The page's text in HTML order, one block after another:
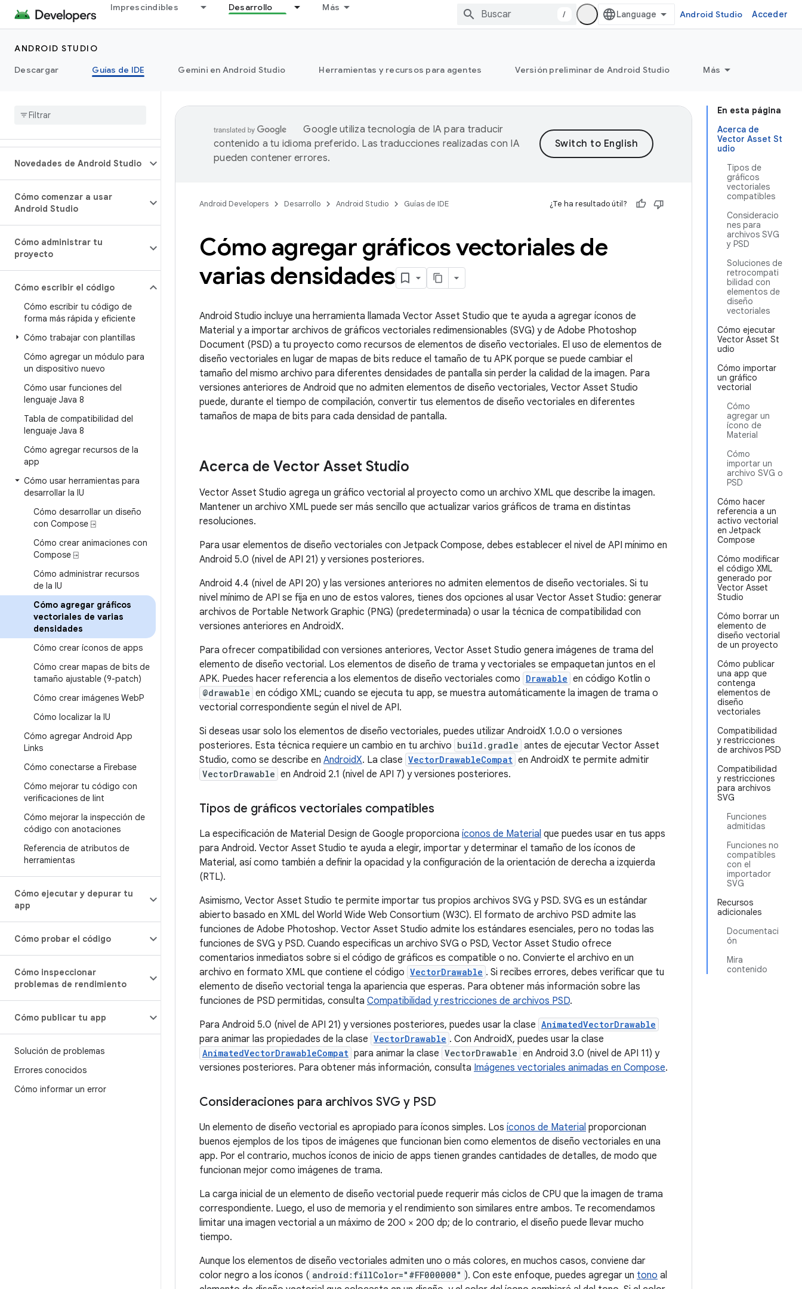
Imprescindibles Desarrollo Más
/ Android Studio Acceder
ANDROID STUDIO
Descargar
Guías de IDE Gemini en Android Studio Herramientas y recursos para agentes Versión preliminar de Android Studio Más
Novedades de Android Studio
Cómo comenzar a usar
Android Studio
Cómo administrar tu
proyecto
Cómo escribir el código
Cómo escribir tu código de
forma más rápida y eficiente
Cómo trabajar con plantillas
Cómo agregar un módulo para
un dispositivo nuevo
Cómo usar funciones del
lenguaje Java 8
Tabla de compatibilidad del
lenguaje Java 8
Cómo agregar recursos de la
app
Cómo usar herramientas para
desarrollar la IU
Cómo desarrollar un diseño
con Compose ⍈
Cómo crear animaciones con
Compose ⍈
Cómo administrar recursos
de la IU
Cómo agregar gráficos
vectoriales de varias
densidades
Cómo crear íconos de apps
Cómo crear mapas de bits de
tamaño ajustable (9-patch)
Cómo crear imágenes WebP
Cómo localizar la IU
Cómo agregar Android App
Links
Cómo conectarse a Firebase
Cómo mejorar tu código con
verificaciones de lint
Cómo mejorar la inspección de
código con anotaciones
Referencia de atributos de
herramientas
Cómo ejecutar y depurar tu
app
Cómo probar el código
Cómo inspeccionar
problemas de rendimiento
Cómo publicar tu app
Solución de problemas
Errores conocidos
Cómo informar un error
En esta página
Acerca de
Vector Asset St
udio
Tipos de
gráficos
vectoriales
compatibles
Consideracio
nes para
archivos SVG
y PSD
Soluciones de
retrocompati
bilidad con
elementos de
diseño
vectoriales
Cómo ejecutar
Vector Asset St
udio
Cómo importar
un gráfico
vectorial
Cómo
agregar un
ícono de
Material
Cómo
importar un
archivo SVG o
PSD
Cómo hacer
referencia a un
activo vectorial
en Jetpack
Compose
Cómo modificar
el código XML
generado por
Vector Asset
Studio
Cómo borrar un
elemento de
diseño vectorial
de un proyecto
Cómo publicar
una app que
contenga
elementos de
diseño
vectoriales
Compatibilidad
y restricciones
de archivos PSD
Compatibilidad
y restricciones
para archivos
SVG
Funciones
admitidas
Funciones no
compatibles
con el
importador
SVG
Recursos
adicionales
Documentaci
ón
Mira
contenido
Google utiliza tecnología de IA para traducir
contenido a tu idioma preferido. Las traducciones realizadas con IA
pueden contener errores.
Android Developers Desarrollo Android Studio Guías de IDE ¿Te ha resultado útil?
Cómo agregar gráficos vectoriales de
varias densidades
Android Studio incluye una herramienta llamada Vector Asset Studio que te ayuda a agregar íconos de
Material y a importar archivos de gráficos vectoriales redimensionables (SVG) y de Adobe Photoshop
Document (PSD) a tu proyecto como recursos de elementos de diseño vectoriales. El uso de elementos de
diseño vectoriales en lugar de mapas de bits reduce el tamaño de tu APK porque se puede cambiar el
tamaño del mismo archivo para diferentes densidades de pantalla sin perder la calidad de la imagen. Para
versiones anteriores de Android que no admiten elementos de diseño vectoriales, Vector Asset Studio
puede, durante el tiempo de compilación, convertir tus elementos de diseño vectoriales en diferentes
tamaños de mapa de bits para cada densidad de pantalla.
Acerca de Vector Asset Studio
Vector Asset Studio agrega un gráfico vectorial al proyecto como un archivo XML que describe la imagen.
Mantener un archivo XML puede ser más sencillo que actualizar varios gráficos de trama en distintas
resoluciones.
Para usar elementos de diseño vectoriales con Jetpack Compose, debes establecer el nivel de API mínimo en
Android 5.0 (nivel de API 21) y versiones posteriores.
Android 4.4 (nivel de API 20) y las versiones anteriores no admiten elementos de diseño vectoriales. Si tu
nivel mínimo de API se fija en uno de estos valores, tienes dos opciones al usar Vector Asset Studio: generar
archivos de Portable Network Graphic (PNG) (predeterminada) o usar la técnica de compatibilidad con
versiones anteriores en AndroidX.
Para ofrecer compatibilidad con versiones anteriores, Vector Asset Studio genera imágenes de trama del
elemento de diseño vectorial. Los elementos de diseño de trama y vectoriales se empaquetan juntos en el
APK. Puedes hacer referencia a los elementos de diseño vectoriales como Drawable en código Kotlin o
@drawable en código XML; cuando se ejecuta tu app, se muestra automáticamente la imagen de trama o
vectorial correspondiente según el nivel de API.
Si deseas usar solo los elementos de diseño vectoriales, puedes utilizar AndroidX 1.0.0 o versiones
posteriores. Esta técnica requiere un cambio en tu archivo build.gradle antes de ejecutar Vector Asset
Studio, como se describe en AndroidX. La clase VectorDrawableCompat en AndroidX te permite admitir
VectorDrawable en Android 2.1 (nivel de API 7) y versiones posteriores.
Tipos de gráficos vectoriales compatibles
La especificación de Material Design de Google proporciona íconos de Material que puedes usar en tus apps
para Android. Vector Asset Studio te ayuda a elegir, importar y determinar el tamaño de los íconos de
Material, así como también a definir la opacidad y la configuración de la orientación de derecha a izquierda
(RTL).
Asimismo, Vector Asset Studio te permite importar tus propios archivos SVG y PSD. SVG es un estándar
abierto basado en XML del World Wide Web Consortium (W3C). El formato de archivo PSD admite las
funciones de Adobe Photoshop. Vector Asset Studio admite los estándares esenciales, pero no todas las
funciones de SVG y PSD. Cuando especificas un archivo SVG o PSD, Vector Asset Studio ofrece
comentarios inmediatos sobre si el código de gráficos es compatible o no. Convierte el archivo en un
archivo en formato XML que contiene el código VectorDrawable . Si recibes errores, debes verificar que tu
elemento de diseño vectorial tenga la apariencia que esperas. Para obtener más información sobre las
funciones de PSD permitidas, consulta Compatibilidad y restricciones de archivos PSD.
Para Android 5.0 (nivel de API 21) y versiones posteriores, puedes usar la clase AnimatedVectorDrawable
para animar las propiedades de la clase VectorDrawable . Con AndroidX, puedes usar la clase
AnimatedVectorDrawableCompat para animar la clase VectorDrawable en Android 3.0 (nivel de API 11) y
versiones posteriores. Para obtener más información, consulta Imágenes vectoriales animadas en Compose.
Consideraciones para archivos SVG y PSD
Un elemento de diseño vectorial es apropiado para íconos simples. Los íconos de Material proporcionan
buenos ejemplos de los tipos de imágenes que funcionan bien como elementos de diseño vectoriales en una
app. Por el contrario, muchos íconos de inicio de apps tienen grandes cantidades de detalles, de modo que
funcionan mejor como imágenes de trama.
La carga inicial de un elemento de diseño vectorial puede requerir más ciclos de CPU que la imagen de trama
correspondiente. Luego, el uso de memoria y el rendimiento son similares entre ambos. Te recomendamos
limitar una imagen vectorial a un máximo de 200 × 200 dp; de lo contrario, el diseño puede llevar mucho
tiempo.
Aunque los elementos de diseño vectoriales admiten uno o más colores, en muchos casos, conviene dar
color negro a los íconos ( android:fillColor="#FF000000" ). Con este enfoque, puedes agregar un tono al